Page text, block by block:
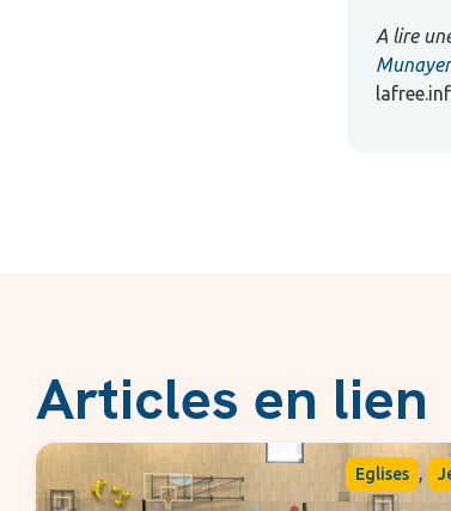
A lire
Articles en lien
Eglises ,